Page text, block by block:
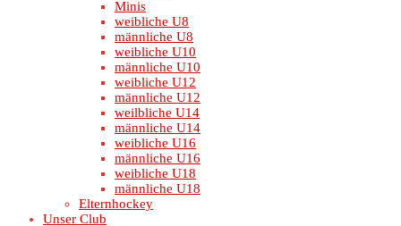
Minis
weibliche U8
männliche U8
weibliche U10
männliche U10
weibliche U12
männliche U12
weilbliche U14
männliche U14
weibliche U16
männliche U16
weibliche U18
männliche U18
Elternhockey
Unser Club